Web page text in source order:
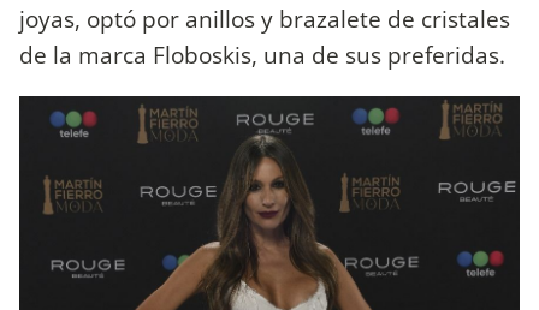
joyas, optó por anillos y brazalete de cristales
de la marca Floboskis, una de sus preferidas.